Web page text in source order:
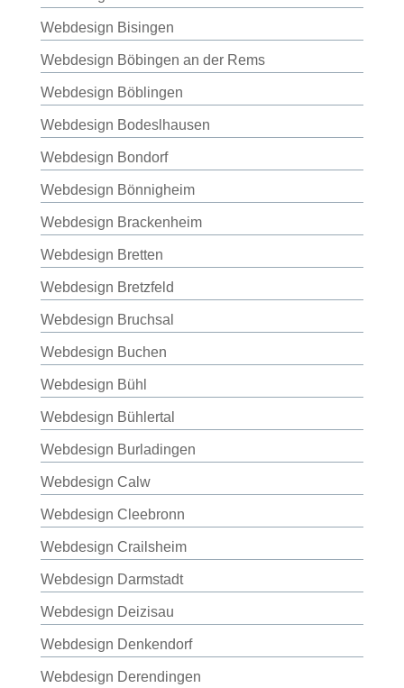
Webdesign Bisingen
Webdesign Böbingen an der Rems
Webdesign Böblingen
Webdesign Bodeslhausen
Webdesign Bondorf
Webdesign Bönnigheim
Webdesign Brackenheim
Webdesign Bretten
Webdesign Bretzfeld
Webdesign Bruchsal
Webdesign Buchen
Webdesign Bühl
Webdesign Bühlertal
Webdesign Burladingen
Webdesign Calw
Webdesign Cleebronn
Webdesign Crailsheim
Webdesign Darmstadt
Webdesign Deizisau
Webdesign Denkendorf
Webdesign Derendingen